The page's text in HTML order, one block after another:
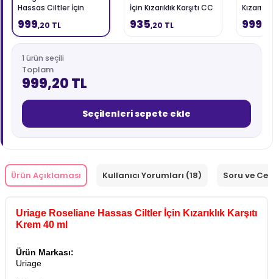
Hassas Ciltler İçin
Kızarıklık Karşıtı Krem
40 ml
999,20 TL
İçin Kızarıklık Karşıtı CC
Krem Light 40 ml
935,20 TL
Krem
999
1 ürün seçili
Toplam
999,20 TL
Seçilenleri sepete ekle
Ürün Açıklaması Kullanıcı Yorumları (18) Soru ve
Uriage Roseliane Hassas Ciltler İçin Kızarıklık Karşıtı
Krem 40 ml
Ürün Markası:
Uriage